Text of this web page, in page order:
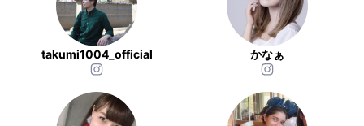
takumi1004_official かなぁ